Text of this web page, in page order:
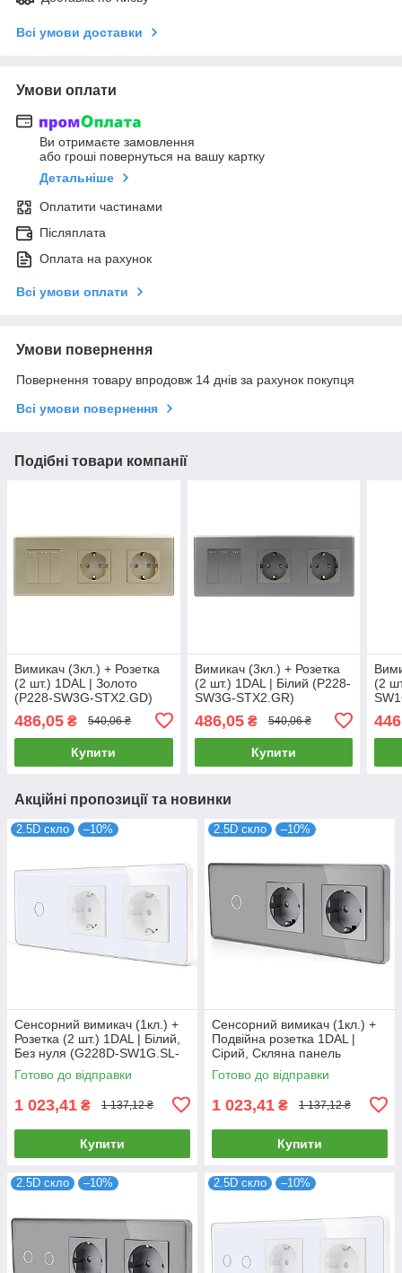
Всі умови доставки
Умови оплати
Ви отримаєте замовлення
або гроші повернуться на вашу картку
Детальніше
Оплатити частинами
Післяплата
Оплата на рахунок
Всі умови оплати
Умови повернення
Повернення товару впродовж 14 днів за рахунок покупця
Всі умови повернення
Подібні товари компанії
Вимикач (3кл.) + Розетка
(2 шт.) 1DAL | Золото
(P228-SW3G-STX2.GD)
486,05 ₴ 540,06 ₴
Купити
Вимикач (3кл.) + Розетка
(2 шт.) 1DAL | Білий (P228-
SW3G-STX2.GR)
486,05₴ 540,06 ₴
Купити
(2
Акційні пропозиції та новинки
2.5D скло –10%
Сенсорний вимикач (1кл.) +
Розетка (2 шт.) 1DAL | Білий,
Без нуля (G228D-SW1G.SL-
STX2.WT)
Готово до відправки
1 023,41 ₴ 1 137,12 ₴
Купити
2.5D скло –10%
Сенсорний вимикач (1кл.) +
Подвійна розетка 1DAL |
Сірий, Скляна панель
(G228D-SW1G-STX2.GR)
Готово до відправки
1 023,41 ₴ 1 137,12 ₴
Купити
2.5D скло –10% 2.5D скло –10%